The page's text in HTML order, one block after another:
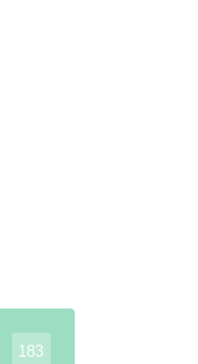
183